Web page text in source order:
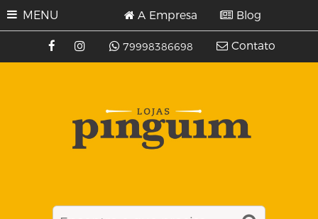
MENU
79998386698
A Empresa Blog
Contato